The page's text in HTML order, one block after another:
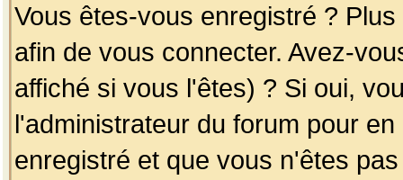
Vous êtes-vous enregistré ?
afin de vous connecter. Avez-
affiché si vous l'êtes) ? Si oui,
l'administrateur du forum pour
enregistré et que vous n'êtes